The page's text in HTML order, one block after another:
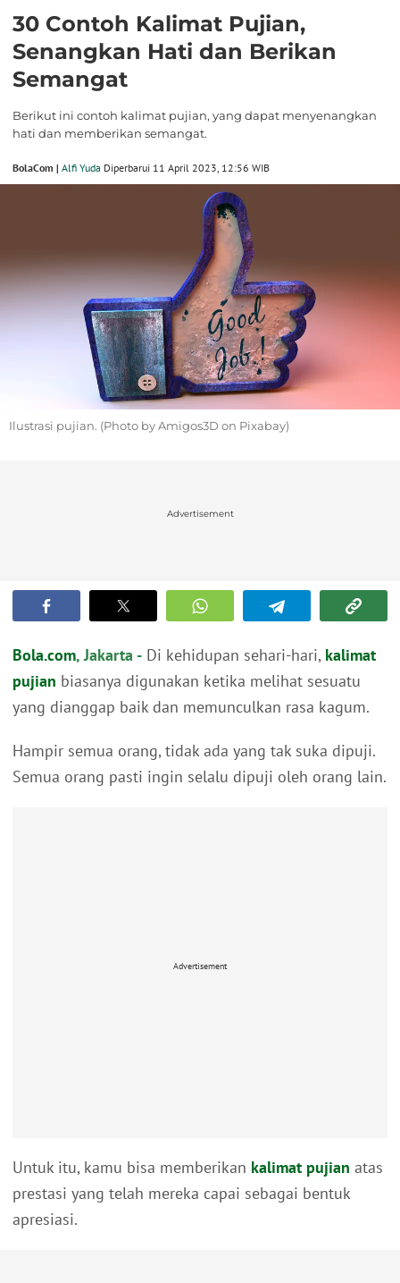
30 Contoh Kalimat Pujian,
Senangkan Hati dan Berikan
Semangat
Berikut ini contoh kalimat pujian, yang dapat menyenangkan
hati dan memberikan semangat.
BolaCom | Alfi Yuda Diperbarui 11 April 2023, 12:56 WIB
Ilustrasi pujian. (Photo by Amigos3D on Pixabay)
Advertisement
Bola.com, Jakarta - Di kehidupan sehari-hari, kalimat
pujian biasanya digunakan ketika melihat sesuatu
yang dianggap baik dan memunculkan rasa kagum.
Hampir semua orang, tidak ada yang tak suka dipuji.
Semua orang pasti ingin selalu dipuji oleh orang lain.
Advertisement
Untuk itu, kamu bisa memberikan kalimat pujian atas
prestasi yang telah mereka capai sebagai bentuk
apresiasi.